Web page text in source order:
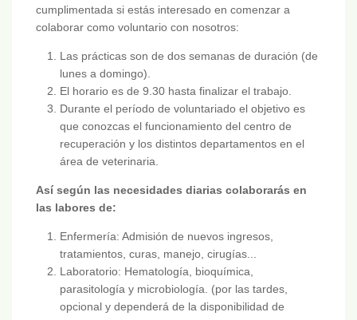
cumplimentada si estás interesado en comenzar a
colaborar como voluntario con nosotros:
Las prácticas son de dos semanas de duración (de
lunes a domingo).
El horario es de 9.30 hasta finalizar el trabajo.
Durante el período de voluntariado el objetivo es
que conozcas el funcionamiento del centro de
recuperación y los distintos departamentos en el
área de veterinaria.
Así según las necesidades diarias colaborarás en
las labores de:
Enfermería: Admisión de nuevos ingresos,
tratamientos, curas, manejo, cirugías...
Laboratorio: Hematología, bioquímica,
parasitología y microbiología. (por las tardes,
opcional y dependerá de la disponibilidad de